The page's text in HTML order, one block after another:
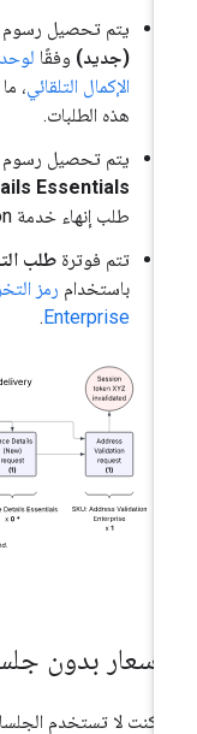
يتم تحصيل رسوم
(جديد)وفقًالوحدة
الإكمال التلقائي، ما
هذه الطلبات.
يتم تحصيل رسوم
Essentials
طلب إنهاء خدمة Address Validation.
تتم فوترةطلب
باستخدام
Enterprise
.
بدون
كنت لا تستخدم